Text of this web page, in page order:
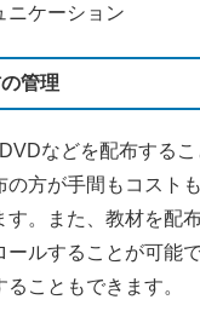
ケーション
管理
DVDなどを配布する
の方が手間もコスト
す。また、教材を配
ールすることが可能
こともできます。